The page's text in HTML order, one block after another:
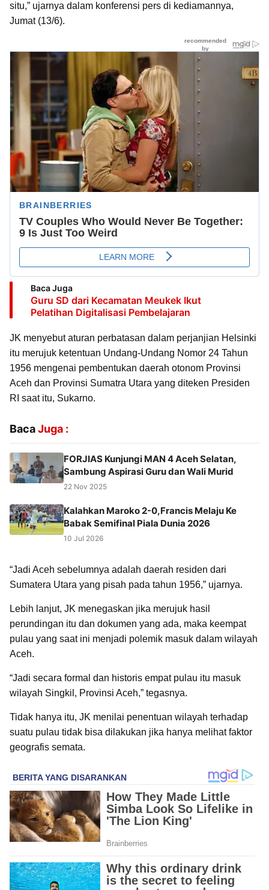
situ,” ujarnya dalam konferensi pers di kediamannya,
Jumat (13/6).
Baca Juga
Guru SD dari Kecamatan Meukek Ikut
Pelatihan Digitalisasi Pembelajaran
JK menyebut aturan perbatasan dalam perjanjian Helsinki
itu merujuk ketentuan Undang-Undang Nomor 24 Tahun
1956 mengenai pembentukan daerah otonom Provinsi
Aceh dan Provinsi Sumatra Utara yang diteken Presiden
RI saat itu, Sukarno.
BacaJuga :
FORJIAS Kunjungi MAN 4 Aceh Selatan,
Sambung Aspirasi Guru dan Wali Murid
22 Nov 2025
Kalahkan Maroko 2-0,Francis Melaju Ke
Babak Semifinal Piala Dunia 2026
10 Jul 2026
“Jadi Aceh sebelumnya adalah daerah residen dari
Sumatera Utara yang pisah pada tahun 1956,” ujarnya.
Lebih lanjut, JK menegaskan jika merujuk hasil
perundingan itu dan dokumen yang ada, maka keempat
pulau yang saat ini menjadi polemik masuk dalam wilayah
Aceh.
“Jadi secara formal dan historis empat pulau itu masuk
wilayah Singkil, Provinsi Aceh,” tegasnya.
Tidak hanya itu, JK menilai penentuan wilayah terhadap
suatu pulau tidak bisa dilakukan jika hanya melihat faktor
geografis semata.